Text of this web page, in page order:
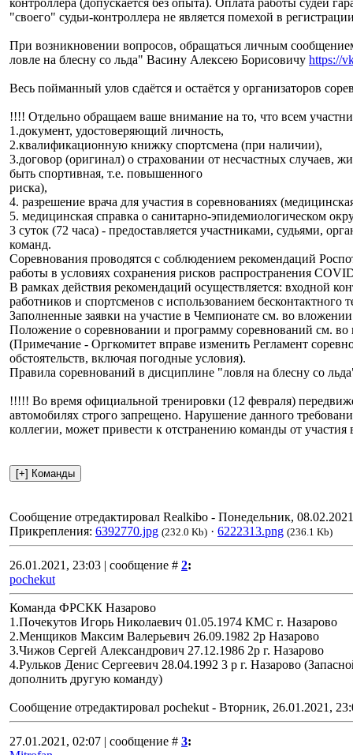
контроллера (допускается без опыта). Оплата работы судей
"своего" судьи-контроллера не является помехой в
При возникновении вопросов, обращаться личным
ловле на блесну со льда" Васину Алексею Борисовичу https://
Весь пойманный улов сдаётся и остаётся у организаторов
!!!! Отдельно обращаем ваше внимание на то, что всем
1.документ, удостоверяющий личность,
2.квалификационную книжку спортсмена (при наличии),
3.договор (оригинал) о страховании от несчастных случаев,
быть спортивная, т.е. повышенного
риска),
4. разрешение врача для участия в соревнованиях
5. медицинская справка о санитарно-эпидемиологическом
3 суток (72 часа) - предоставляется участниками, судьями,
команд.
Соревнования проводятся с соблюдением рекомендаций
работы в условиях сохранения рисков распространения
В рамках действия рекомендаций осуществляется: входной
работников и спортсменов с использованием бесконтактного
Заполненные заявки на участие в Чемпионате см. во
Положение о соревновании и программу соревнований см.
(Примечание - Оргкомитет вправе изменить Регламент
обстоятельств, включая погодные условия).
Правила соревнований в дисциплине "ловля на блесну со
!!!!! Во время официальной тренировки (12 февраля)
автомобилях строго запрещено. Нарушение данного
коллегии, может привести к отстранению команды от участия
Сообщение отредактировал Realkibo - Понедельник,
Прикрепления: 6392770.jpg (232.0 Kb) · 6222313.png (236.1 Kb)
26.01.2021, 23:03 | сообщение # 2:
pochekut
Команда ФРСКК Назарово
1.Почекутов Игорь Николаевич 01.05.1974 КМС г. Назарово
2.Менщиков Максим Валерьевич 26.09.1982 2р Назарово
3.Чижов Сергей Александрович 27.12.1986 2р г. Назарово
4.Рульков Денис Сергеевич 28.04.1992 3 р г. Назарово
дополнить другую команду)
Сообщение отредактировал pochekut - Вторник, 26.01.2021,
27.01.2021, 02:07 | сообщение # 3: